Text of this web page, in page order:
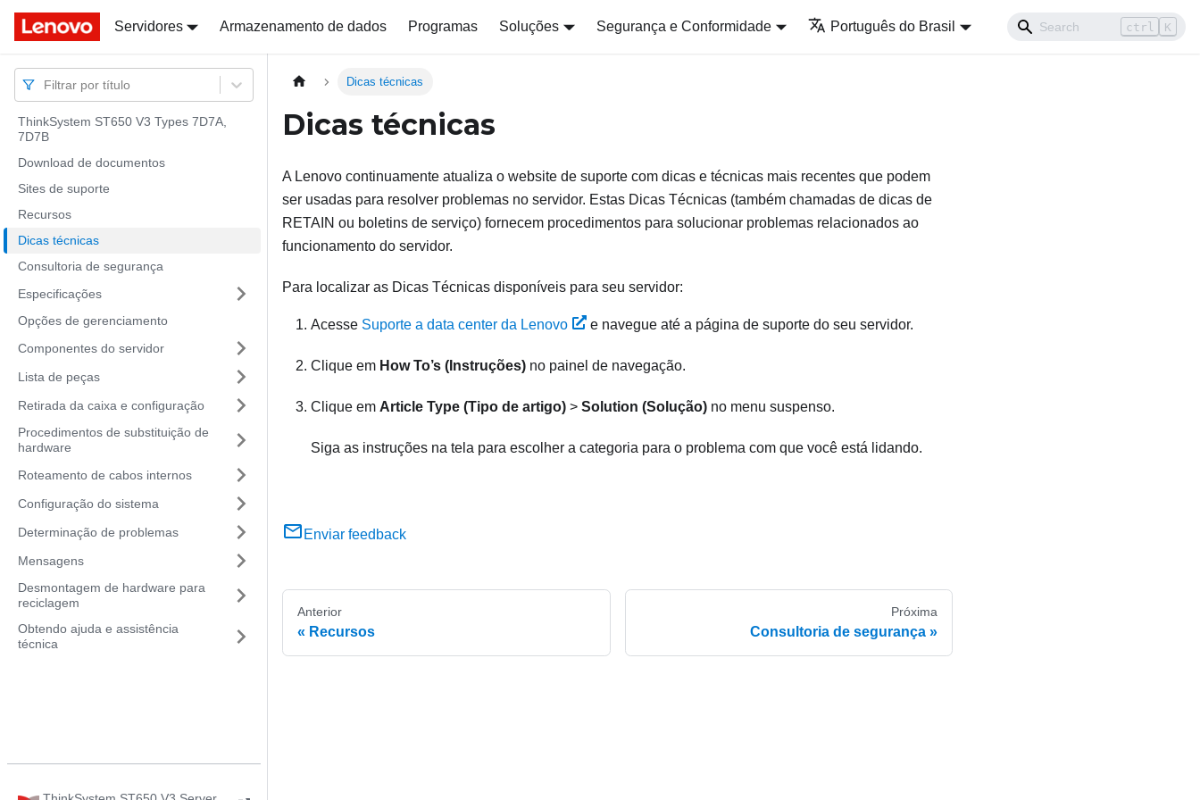
Docs
Servidores Armazenamento de dados Programas Soluções Segurança e Conformidade Português do Brasil ctrl K
Docs
Filtrar por título
ThinkSystem ST650 V3 Types 7D7A,
7D7B
Download de documentos
Sites de suporte
Recursos
Dicas técnicas
Consultoria de segurança
Especificações
Opções de gerenciamento
Componentes do servidor
Lista de peças
Retirada da caixa e configuração
Procedimentos de substituição de
hardware
Roteamento de cabos internos
Configuração do sistema
Determinação de problemas
Mensagens
Desmontagem de hardware para
reciclagem
Obtendo ajuda e assistência
técnica
Dicas técnicas
Dicas técnicas
A Lenovo continuamente atualiza o website de suporte com dicas e técnicas mais recentes que podem
ser usadas para resolver problemas no servidor. Estas Dicas Técnicas (também chamadas de dicas de
RETAIN ou boletins de serviço) fornecem procedimentos para solucionar problemas relacionados ao
funcionamento do servidor.
Para localizar as Dicas Técnicas disponíveis para seu servidor:
Acesse Suporte a data center da Lenovo e navegue até a página de suporte do seu servidor.
Clique em How To’s (Instruções) no painel de navegação.
Clique em Article Type (Tipo de artigo) > Solution (Solução) no menu suspenso.
Siga as instruções na tela para escolher a categoria para o problema com que você está lidando.
Enviar feedback
Anterior
Recursos
Próxima
Consultoria de segurança